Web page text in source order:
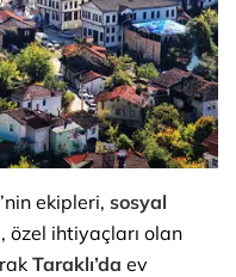
ekipleri, sosyal
özel ihtiyaçları olan
Taraklı’da ev